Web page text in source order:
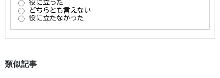
類似記事